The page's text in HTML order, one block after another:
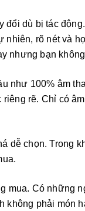
dù bị tác
nhiên, rõ nét và
nhưng bạn
như 100% âm
riêng rẽ. Chỉ có
dễ chọn. Trong
mua. Có những
không phải món